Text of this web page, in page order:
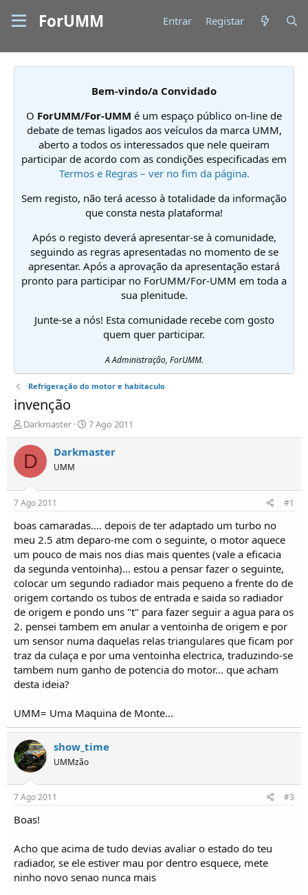
ForUMM Entrar Registar
Bem-vindo/a Convidado
O ForUMM/For-UMM é um espaço público on-line de
debate de temas ligados aos veículos da marca UMM,
aberto a todos os interessados que nele queiram
participar de acordo com as condições especificadas em
Termos e Regras – ver no fim da página.
Sem registo, não terá acesso à totalidade da informação
que consta nesta plataforma!
Após o registo deverá apresentar-se à comunidade,
seguindo as regras apresentadas no momento de se
apresentar. Após a aprovação da apresentação estará
pronto para participar no ForUMM/For-UMM em toda a
sua plenitude.
Junte-se a nós! Esta comunidade recebe com gosto
quem quer participar.
A Administração, ForUMM.
Refrigeração do motor e habitaculo
invenção
I
n
i
i
d
o
r
e
T
ó
p
i
c
s
Darkmaster
D
a
t
í
i
o
7 Ago 2011
D Darkmaster
UMM
7 Ago 2011 #1
boas camaradas.... depois de ter adaptado um turbo no
meu 2.5 atm deparo-me com o seguinte, o motor aquece
um pouco de mais nos dias mais quentes (vale a eficacia
da segunda ventoinha)... estou a pensar fazer o seguinte,
colocar um segundo radiador mais pequeno a frente do de
origem cortando os tubos de entrada e saida so radiador
de origem e pondo uns "t" para fazer seguir a agua para os
2. pensei tambem em anular a ventoinha de origem e por
um sensor numa daquelas relas triangulares que ficam por
traz da culaça e por uma ventoinha electrica, traduzindo-se
tambem num ganho de potencia do motor... que acham
desta ideia?
UMM= Uma Maquina de Monte...
show_time
UMMzão
7 Ago 2011 #3
Boas!
Acho que acima de tudo devias avaliar o estado do teu
radiador, se ele estiver mau por dentro esquece, mete
ninho novo senao nunca mais